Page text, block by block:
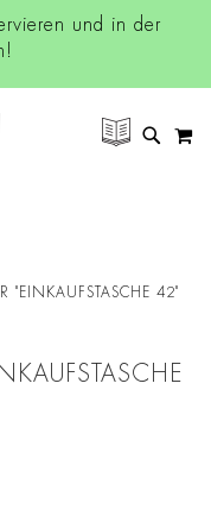
und in der
SUCHE
"EINKAUFSTASCHE 42"